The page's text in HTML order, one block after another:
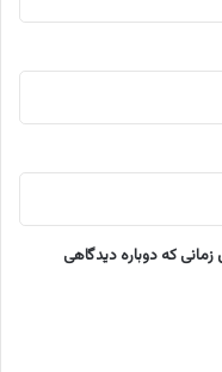
که دوباره دیدگاهی